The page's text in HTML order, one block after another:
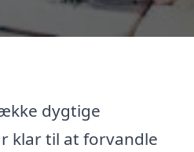
dygtige
klar til at forvandle